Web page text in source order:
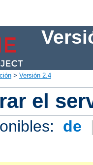
> Versión 2.4
el
de